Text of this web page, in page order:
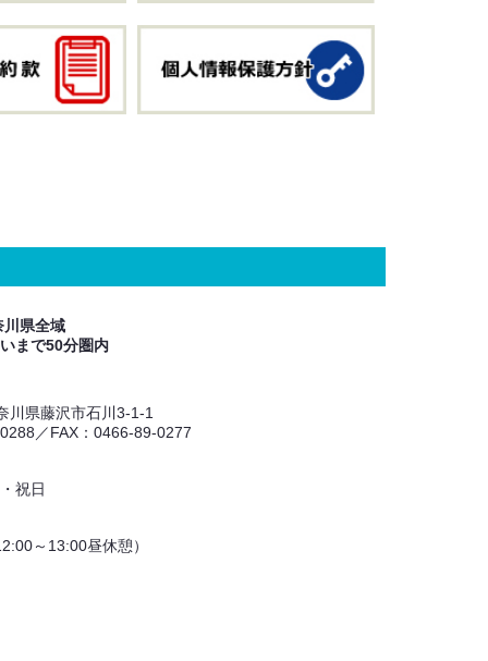
川県全域
まで50分圏内
川県藤沢市石川3-1-1
／FAX：0466-89-0277
祝日
～13:00昼休憩）